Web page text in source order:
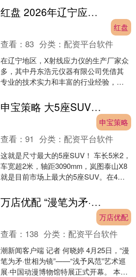
将继续保留由诺....
红盘 2026年辽宁应力仪供应商优选指南：丹东浩元仪器有限公司深度解析
红盘
查看：83 分类：配资平台软件
在辽宁地区，X射线应力仪的生产厂家众
多，其中丹东浩元仪器有限公司凭借其
专业的技术实力和丰富的行业经验，成
仪行业标准起草单位，....
申宝策略 大5座SUV这么火，于是新的天花板诞生了
申宝策略
查看：91 分类：配资平台软件
这就是尺寸最大的5座SUV！ 车长5米2，
车宽超2米，轴距3090mm，岚图泰山X8
就是目前市场上最大的5座SUV。在4月
预....
万店优配 “漫笔为矛·世相为镜”——“浅予风范”艺术巡展·中国动漫博物馆特展正式开幕
万店优配
查看： 138 分类：配资平台软件
潮新闻客户端 记者 何晓婷 4月25日，“漫
笔为矛·世相为镜”——“浅予风范”艺术巡
展·中国动漫博物馆特展正式开幕。 本次